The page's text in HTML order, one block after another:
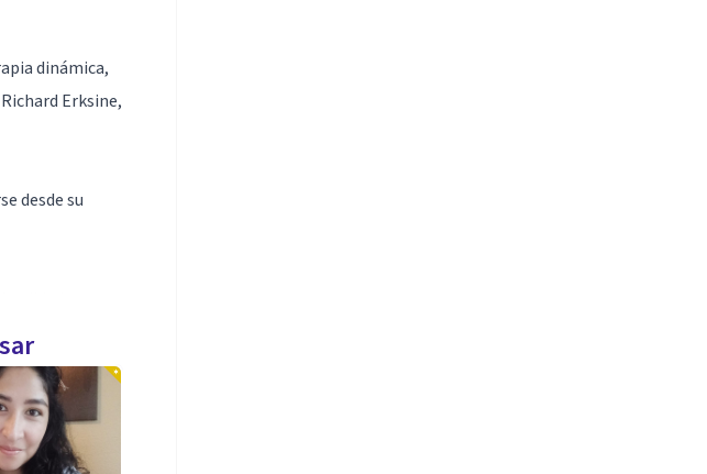
dinámica,
Erksine,
desde su
y a
de atenderte.